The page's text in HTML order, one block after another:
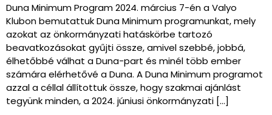
Duna Minimum Program 2024. március 7-én a Valyo
Klubon bemutattuk Duna Minimum programunkat, mely
azokat az önkormányzati hatáskörbe tartozó
beavatkozásokat gyűjti össze, amivel szebbé, jobbá,
élhetőbbé válhat a Duna-part és minél több ember
számára elérhetővé a Duna. A Duna Minimum programot
azzal a céllal állítottuk össze, hogy szakmai ajánlást
tegyünk minden, a 2024. júniusi önkormányzati […]